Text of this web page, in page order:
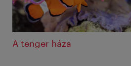
A tenger háza